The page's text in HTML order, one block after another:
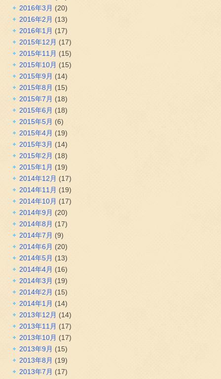
2016年3月 (20)
2016年2月 (13)
2016年1月 (17)
2015年12月 (17)
2015年11月 (15)
2015年10月 (15)
2015年9月 (14)
2015年8月 (15)
2015年7月 (18)
2015年6月 (18)
2015年5月 (6)
2015年4月 (19)
2015年3月 (14)
2015年2月 (18)
2015年1月 (19)
2014年12月 (17)
2014年11月 (19)
2014年10月 (17)
2014年9月 (20)
2014年8月 (17)
2014年7月 (9)
2014年6月 (20)
2014年5月 (13)
2014年4月 (16)
2014年3月 (19)
2014年2月 (15)
2014年1月 (14)
2013年12月 (14)
2013年11月 (17)
2013年10月 (17)
2013年9月 (15)
2013年8月 (19)
2013年7月 (17)